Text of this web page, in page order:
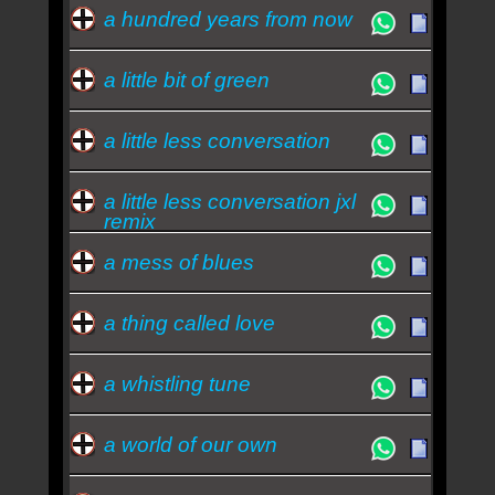
a hundred years from now
a little bit of green
a little less conversation
a little less conversation jxl
remix
a mess of blues
a thing called love
a whistling tune
a world of our own